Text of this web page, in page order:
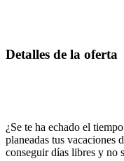
Detalles de la oferta
¿Se te ha echado el
planeadas tus vacaciones
conseguir días libres y no